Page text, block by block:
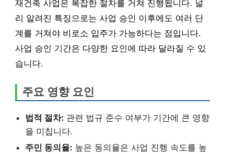
재건축 사업은 복잡한 절차를 거쳐 진행됩니다. 널
리 알려진 특징으로는 사업 승인 이후에도 여러 단
계를 거쳐야 비로소 입주가 가능하다는 점입니다.
사업 승인 기간은 다양한 요인에 따라 달라질 수 있
습니다.
주요 영향 요인
법적 절차: 관련 법규 준수 여부가 기간에 큰 영향
을 미칩니다.
주민 동의율: 높은 동의율은 사업 진행 속도를 높